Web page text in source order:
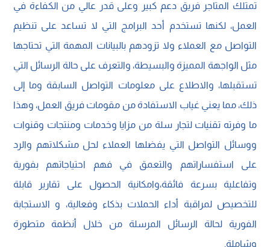
تمتلك المتاجر فريق دعم كبير وعلى قدر عالي من الكفاءة في
العمل، لكنها تستخدم أحد البرامج التي لا تساعد على تنظيم
التواصل مع العملاء ولا تزودهم بالبيانات المهمة التي تحتاجها
مثل الواجهة المميزة والبسيطة، والتعرف على حالة الرسائل التي
تستقبلها، والاطلاع على معلومات التواصل السابقة وما إلى
ذلك، مما يعني غياب الاستفادة من مقومات فريق العمل، وهذا
ما وفرته تقنيات لتجار سلة من مزايا وخدمات ومنتجات وقنوات
ووسائل التواصل التي يفضلها العملاء لحل مشكلاتهم والرد
على استفساراتهم والتعمق في فهم احتياجاتهم بفورية
وتفاعلية بسرعة فائقة،وامكانية الحصول على تقارير قابلة
للتخصيص لمراقبة أداء الحملات بذكاء وفعالية، و الاستجابة
الفورية لحالة الرسائل المرسلة من خلال أنظمة متطورة
وشاملة.